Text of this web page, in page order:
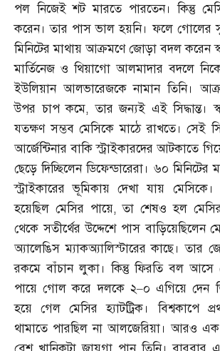
পল নিজেই শট মারতে পারতেন। কিন্তু
করেন। তার পাস ভাল হয়নি। ফলে গোলের
মিনিটের মাথায় আক্রমণে জোড়া বদল করেন
মার্তিনেজ ও থিয়াগো আলমাদার বদলে
ইউলিয়ান আলভারেজকে নামান তিনি।
উপর চাপ কমে,তার জন্যই এই সিদ্ধান্ত।
যতক্ষণ সম্ভব মেসিকে মাঠে রাখতে। সেই
আর্জেন্টিনার বাকি স্ট্রাইকারদের আটকাতে
ছেড়ে দিচ্ছিলেন ডিফেন্ডারেরা। ৬০ মিনিটের
স্ট্রাইকারের ভূমিকায় দেখা যায়
হয়েছিল মেসির পায়ে,তা শেষও হল মেসির
থেকে সতীর্থের উদ্দেশে পাস বাড়িয়েছিলেন
অ্যালেঙিস ম্যাকঅ্যালিস্টারের কাছে।
রকমে বাঁচান লুকা। কিন্তু ফিরতি বল আসে
পায়ে গোল করে দলকে ২–০ এগিয়ে দেন
হয়ে গেল মেসির হ্যাটট্রিক। বিশ্বকাপে
থামাতে পারছিল না আলজেরিয়া। আরও